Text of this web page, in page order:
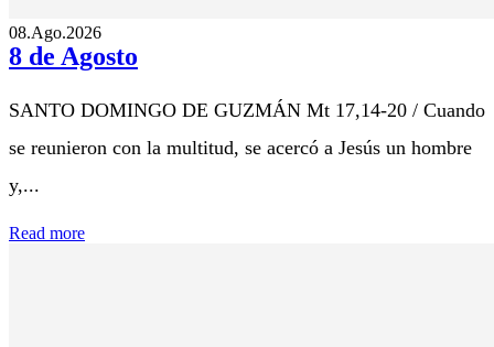
08.Ago.2026
8 de Agosto
SANTO DOMINGO DE GUZMÁN Mt 17,14-20 / Cuando
se reunieron con la multitud, se acercó a Jesús un hombre
y,...
Read more